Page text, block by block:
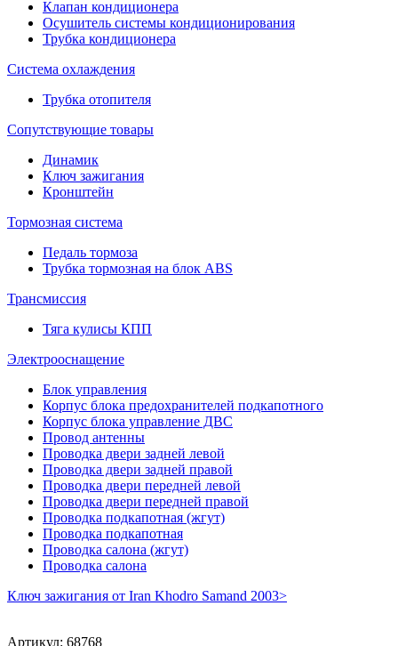
Клапан кондиционера
Осушитель системы кондиционирования
Трубка кондиционера
Система охлаждения
Трубка отопителя
Сопутствующие товары
Динамик
Ключ зажигания
Кронштейн
Тормозная система
Педаль тормоза
Трубка тормозная на блок ABS
Трансмиссия
Тяга кулисы КПП
Электрооснащение
Блок управления
Корпус блока предохранителей подкапотного
Корпус блока управление ДВС
Провод антенны
Проводка двери задней левой
Проводка двери задней правой
Проводка двери передней левой
Проводка двери передней правой
Проводка подкапотная (жгут)
Проводка подкапотная
Проводка салона (жгут)
Проводка салона
Ключ зажигания от Iran Khodro Samand 2003>
Артикул: 68768